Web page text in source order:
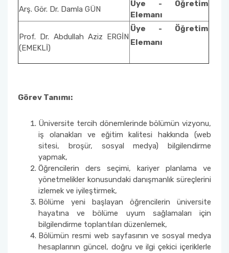
Arş. Gör. Dr. Damla GÜN
Üye - Öğretim
Elemanı
Prof. Dr. Abdullah Aziz ERGİN
(EMEKLİ)
Üye - Öğretim
Elemanı
Görev Tanımı:
Üniversite tercih dönemlerinde bölümün vizyonu,
iş olanakları ve eğitim kalitesi hakkında (web
sitesi, broşür, sosyal medya) bilgilendirme
yapmak,
Öğrencilerin ders seçimi, kariyer planlama ve
yönetmelikler konusundaki danışmanlık süreçlerini
izlemek ve iyileştirmek,
Bölüme yeni başlayan öğrencilerin üniversite
hayatına ve bölüme uyum sağlamaları için
bilgilendirme toplantıları düzenlemek,
Bölümün resmi web sayfasının ve sosyal medya
hesaplarının güncel, doğru ve ilgi çekici içeriklerle
Eğitim ve Öğretim Komisyonu
Komisyonu
Mezunlarla İletişim, Ölçme ve Değerlendirme
Komisyonu
Eğitim-Öğretim Planı ve Sınav Yönetimi
Komisyonu
Eğitim-Öğretim Alt Yapı ve Bilgisayar
Laboratuvar Komisyonu